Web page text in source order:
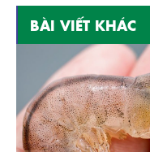
BÀI VIẾT KHÁC